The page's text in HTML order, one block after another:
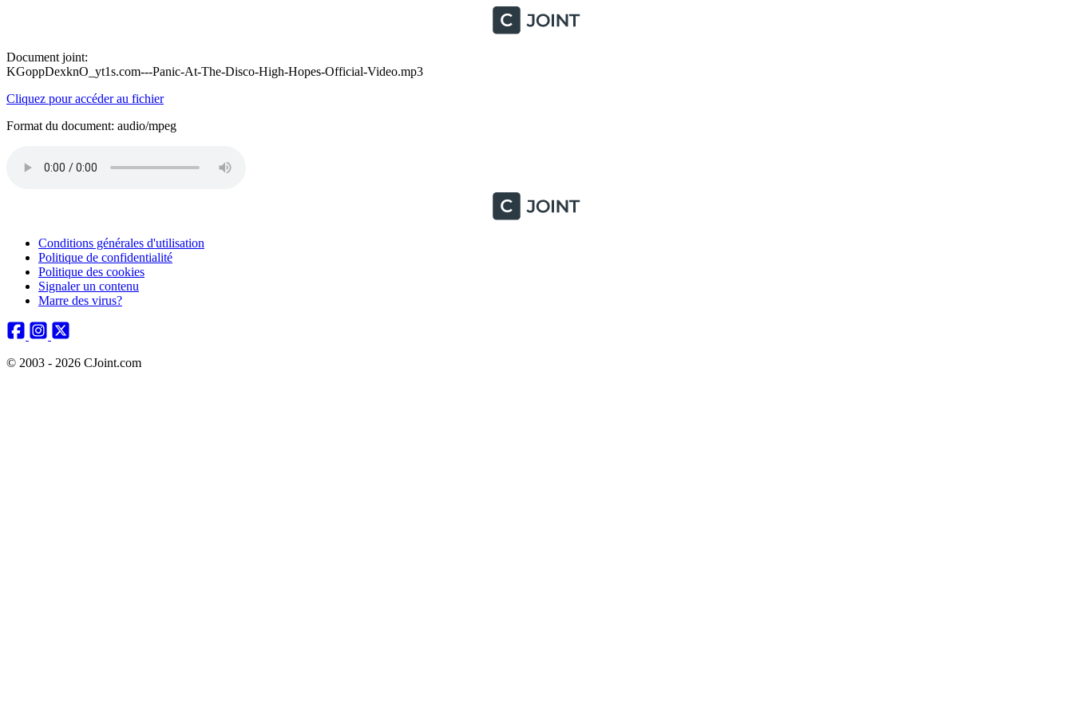
Document joint:
KGoppDexknO_yt1s.com---Panic-At-The-Disco-High-Hopes-Official-Video.mp3
Cliquez pour accéder au fichier
Format du document: audio/mpeg
Conditions générales d'utilisation
Politique de confidentialité
Politique des cookies
Signaler un contenu
Marre des virus?
© 2003 - 2026 CJoint.com